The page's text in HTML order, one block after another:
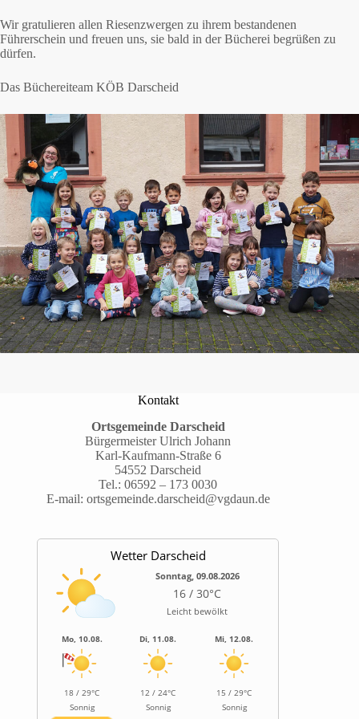
Wir gratulieren allen Riesenzwergen zu ihrem bestandenen
Führerschein und freuen uns, sie bald in der Bücherei begrüßen zu
dürfen.
Das Büchereiteam KÖB Darscheid
Kontakt
Ortsgemeinde Darscheid
Bürgermeister Ulrich Johann
Karl-Kaufmann-Straße 6
54552 Darscheid
Tel.:06592 – 173 0030
E-mail: ortsgemeinde.darscheid@vgdaun.de
Wetter Darscheid
Sonntag, 09.08.2026
16 / 30°C
Leicht bewölkt
Mo, 10.08.
18 / 29°C
Sonnig
Di, 11.08.
12 / 24°C
Sonnig
Mi, 12.08.
15 / 29°C
Sonnig